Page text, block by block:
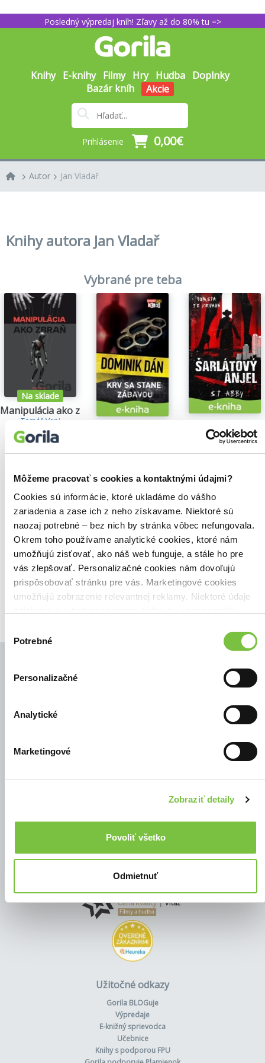
Môžeme pracovať s cookies a kontaktnými údajmi?
Cookies sú informácie, ktoré ukladáme do vášho
zariadenia a zase ich z neho získavame. Niektoré sú
naozaj potrebné – bez nich by stránka vôbec nefungovala.
Okrem toho používame analytické cookies, ktoré nám
umožňujú zisťovať, ako náš web funguje, a stále ho pre
vás zlepšovať. Personalizačné cookies nám dovoľujú
prispôsobovať stránku pre vás. Marketingové cookies
umožňujú zobrazenie relevantnej reklamy. Niektoré údaje
súhlasu
Potrebné
Personalizačné
Analytické
Marketingové
Zobraziť detaily
Povoliť všetko
Odmietnuť
Posledný výpredaj kníh! Zľavy až do 80% tu =>
Knihy E-knihy Filmy Hry Hudba Doplnky
Bazár kníh
Akcie
Prihlásenie 0,00€
Autor Jan Vladař
Knihy autora Jan Vladař
Vybrané pre teba
Na sklade
Manipulácia ako zbraň
Tomáš Vepi
15,79€
14,35€
Šarlátový anjel
S.T. Abby
5,84€
Našli sme0titulov
Zoradiť podľa:
Filtrovať
Užitočné odkazy
Gorila BLOGuje
Výpredaje
E-knižný sprievodca
Učebnice
Knihy s podporou FPU